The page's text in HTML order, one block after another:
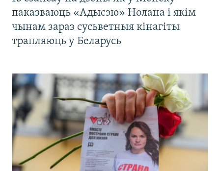
паказваюць «Адысэю» Нолана і якім
чынам зараз сусьветныя кінагіты
трапляюць у Беларусь